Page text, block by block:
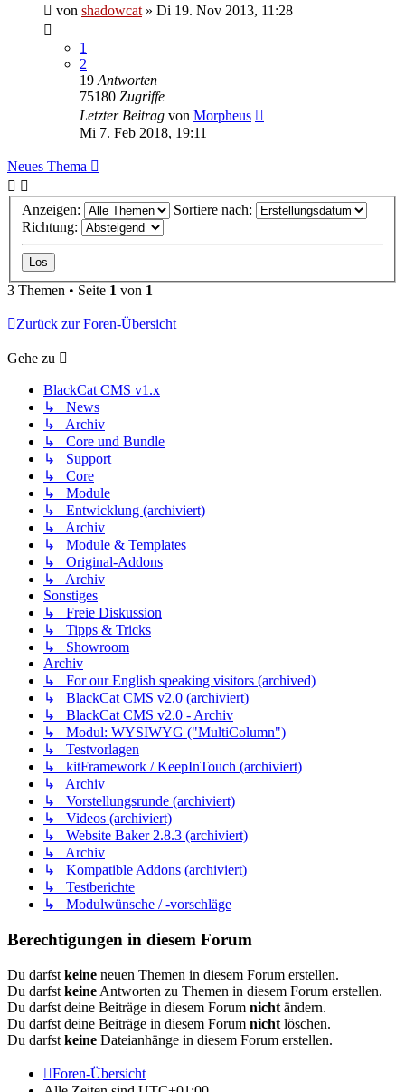
von shadowcat » Di 19. Nov 2013, 11:28
1
2
19 Antworten
75180 Zugriffe
Letzter Beitrag von Morpheus
Mi 7. Feb 2018, 19:11
Neues Thema
Anzeigen:
Sortiere nach:
Richtung:
3 Themen • Seite 1 von 1
Zurück zur Foren-Übersicht
Gehe zu
BlackCat CMS v1.x
↳ News
↳ Archiv
↳ Core und Bundle
↳ Support
↳ Core
↳ Module
↳ Entwicklung (archiviert)
↳ Archiv
↳ Module & Templates
↳ Original-Addons
↳ Archiv
Sonstiges
↳ Freie Diskussion
↳ Tipps & Tricks
↳ Showroom
Archiv
↳ For our English speaking visitors (archived)
↳ BlackCat CMS v2.0 (archiviert)
↳ BlackCat CMS v2.0 - Archiv
↳ Modul: WYSIWYG ("MultiColumn")
↳ Testvorlagen
↳ kitFramework / KeepInTouch (archiviert)
↳ Archiv
↳ Vorstellungsrunde (archiviert)
↳ Videos (archiviert)
↳ Website Baker 2.8.3 (archiviert)
↳ Archiv
↳ Kompatible Addons (archiviert)
↳ Testberichte
↳ Modulwünsche / -vorschläge
Berechtigungen in diesem Forum
Du darfst keine neuen Themen in diesem Forum erstellen.
Du darfst keine Antworten zu Themen in diesem Forum erstellen.
Du darfst deine Beiträge in diesem Forum nicht ändern.
Du darfst deine Beiträge in diesem Forum nicht löschen.
Du darfst keine Dateianhänge in diesem Forum erstellen.
Foren-Übersicht